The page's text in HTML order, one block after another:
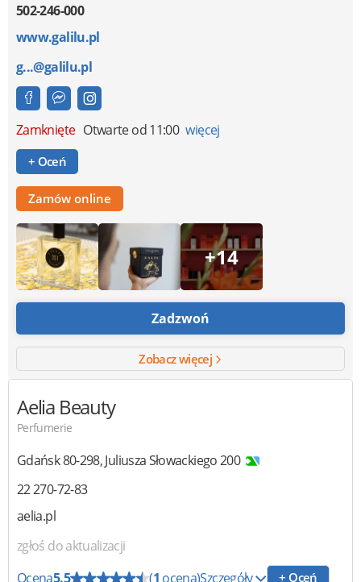
502-246-000
www.galilu.pl
g...@galilu.pl
Zamknięte Otwarte od 11:00 więcej
+ Oceń
Zamów online
+14
Zadzwoń
Zobacz więcej
Aelia Beauty
Perfumerie
Gdańsk80-298,Juliusza Słowackiego 200
22 270-72-83
aelia.pl
zgłoś do aktualizacji
Ocena5.5 (1 ocena)Szczegóły + Oceń